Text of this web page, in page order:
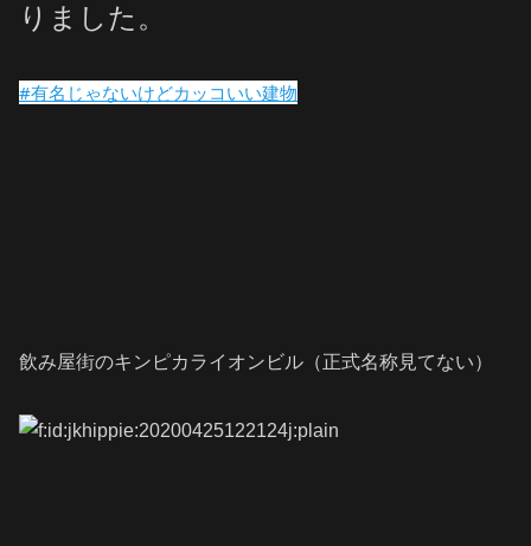
りました。
#有名じゃないけどカッコいい建物
飲み屋街のキンピカライオンビル（正式名称見てない）